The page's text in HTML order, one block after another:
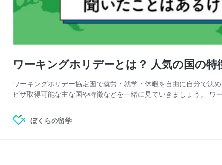
ワーキングホリデーとは？ 人気の国の
ワーキングホリデー協定国で就労・就学・休暇を自由に自分で決
ビザ取得可能な主な国や特徴などを一緒に見ていきましょう。
ぼくらの留学